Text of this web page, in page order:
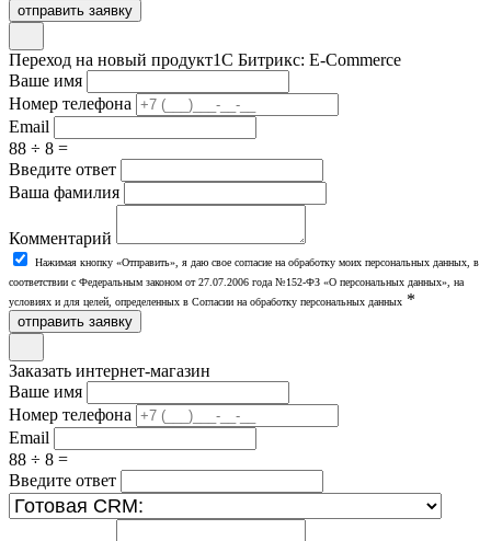
отправить заявку
Переход на новый продукт1С Битрикс: E-Commerce
Ваше имя
Номер телефона
Email
88 ÷ 8 =
Введите ответ
Ваша фамилия
Комментарий
Нажимая кнопку «Отправить», я даю свое согласие на обработку моих персональных данных, в
соответствии с Федеральным законом от 27.07.2006 года №152-ФЗ «О персональных данных», на
условиях и для целей, определенных в Согласии на обработку персональных данных *
отправить заявку
Заказать интернет-магазин
Ваше имя
Номер телефона
Email
88 ÷ 8 =
Введите ответ